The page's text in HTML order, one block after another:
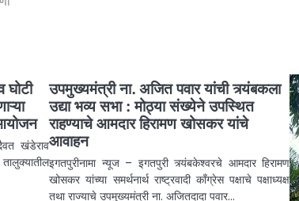
घोटी
खंडेराव
तालुक्यातील
उपमुख्यमंत्री ना. अजित पवार यांची त्र्यंबकला
उद्या भव्य सभा : मोठ्या संख्येने उपस्थित
राहण्याचे आमदार हिरामण खोसकर यांचे
आवाहन
इगतपुरीनामा न्यूज – इगतपुरी त्र्यंबकेश्वरचे आमदार हिरामण
खोसकर यांच्या समर्थनार्थ राष्ट्रवादी काँग्रेस पक्षाचे पक्षाध्यक्ष
तथा राज्याचे उपमुख्यमंत्री ना. अजितदादा पवार…